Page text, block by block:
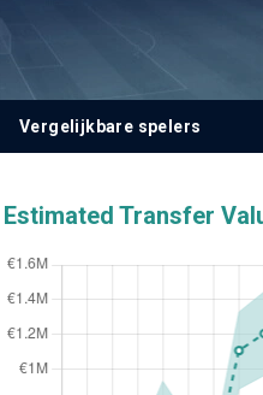
Vergelijkbare spelers
Estimated Transfer